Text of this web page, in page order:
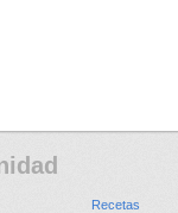
Recetas